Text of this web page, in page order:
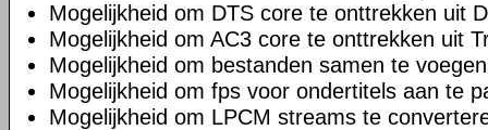
Mogelijkheid om DTS core te onttrekken uit
Mogelijkheid om AC3 core te onttrekken uit
Mogelijkheid om bestanden samen te voegen
Mogelijkheid om fps voor ondertitels aan te
Mogelijkheid om LPCM streams te